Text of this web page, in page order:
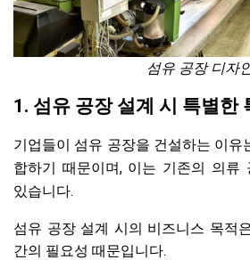
섬유 공장 디자
1. 섬유 공장 설계 시 특별한
기업들이 섬유 공장을 건설하는 이유
합하기 때문이며, 이는 기존의 의류
있습니다.
섬유 공장 설계 시의 비즈니스 목적
간의 필요성 때문입니다.